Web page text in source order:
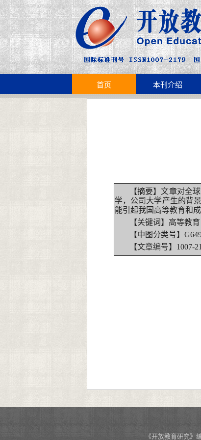
首页 本刊介绍
【摘要】文章对全
学，公司大学产生的背
能引起我国高等教育和
【关键词】高等教
【中图分类号】
【文章编号】1007-
《开放教育研究